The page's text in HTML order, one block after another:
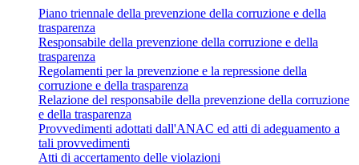
Piano triennale della prevenzione della corruzione e della
trasparenza
Responsabile della prevenzione della corruzione e della
trasparenza
Regolamenti per la prevenzione e la repressione della
corruzione e della trasparenza
Relazione del responsabile della prevenzione della corruzione
e della trasparenza
Provvedimenti adottati dall'ANAC ed atti di adeguamento a
tali provvedimenti
Atti di accertamento delle violazioni